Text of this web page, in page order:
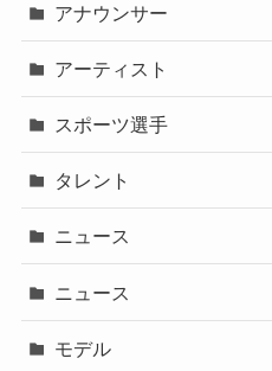
アナウンサー
アーティスト
スポーツ選手
タレント
ニュース
ニュース
モデル